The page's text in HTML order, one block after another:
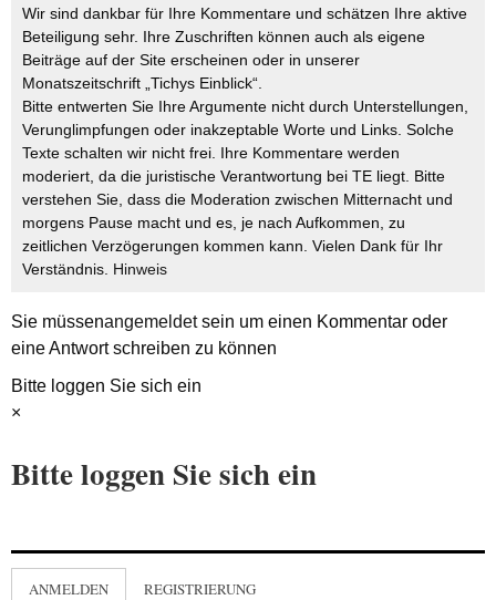
Wir sind dankbar für Ihre Kommentare und schätzen Ihre aktive
Beteiligung sehr. Ihre Zuschriften können auch als eigene
Beiträge auf der Site erscheinen oder in unserer
Monatszeitschrift „Tichys Einblick“.
Bitte entwerten Sie Ihre Argumente nicht durch Unterstellungen,
Verunglimpfungen oder inakzeptable Worte und Links. Solche
Texte schalten wir nicht frei. Ihre Kommentare werden
moderiert, da die juristische Verantwortung bei TE liegt. Bitte
verstehen Sie, dass die Moderation zwischen Mitternacht und
morgens Pause macht und es, je nach Aufkommen, zu
zeitlichen Verzögerungen kommen kann. Vielen Dank für Ihr
Verständnis. Hinweis
Sie müssenangemeldetsein um einen Kommentar oder
eine Antwort schreiben zu können
Bitte loggen Sie sich ein
×
Bitte loggen Sie sich ein
ANMELDEN REGISTRIERUNG